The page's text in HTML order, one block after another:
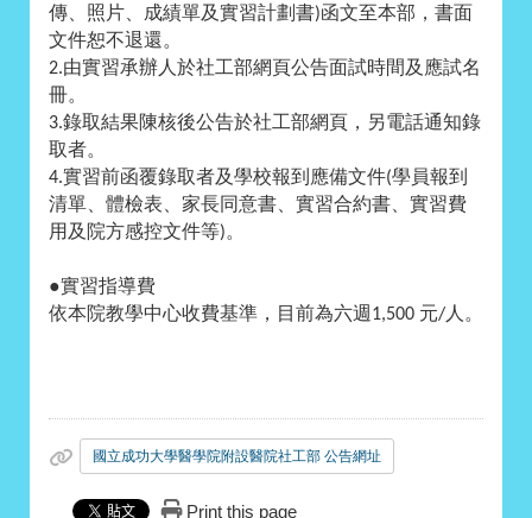
傳、照片、成績單及實習計劃書)函文至本部，書面
文件恕不退還。
2.由實習承辦人於社工部網頁公告面試時間及應試名
冊。
3.錄取結果陳核後公告於社工部網頁，另電話通知錄
取者。
4.實習前函覆錄取者及學校報到應備文件(學員報到
清單、體檢表、家長同意書、實習合約書、實習費
用及院方感控文件等)。
●實習指導費
依本院教學中心收費基準，目前為六週 1,500 元/ 人。
國立成功大學醫學院附設醫院社工部 公告網址
Print this page